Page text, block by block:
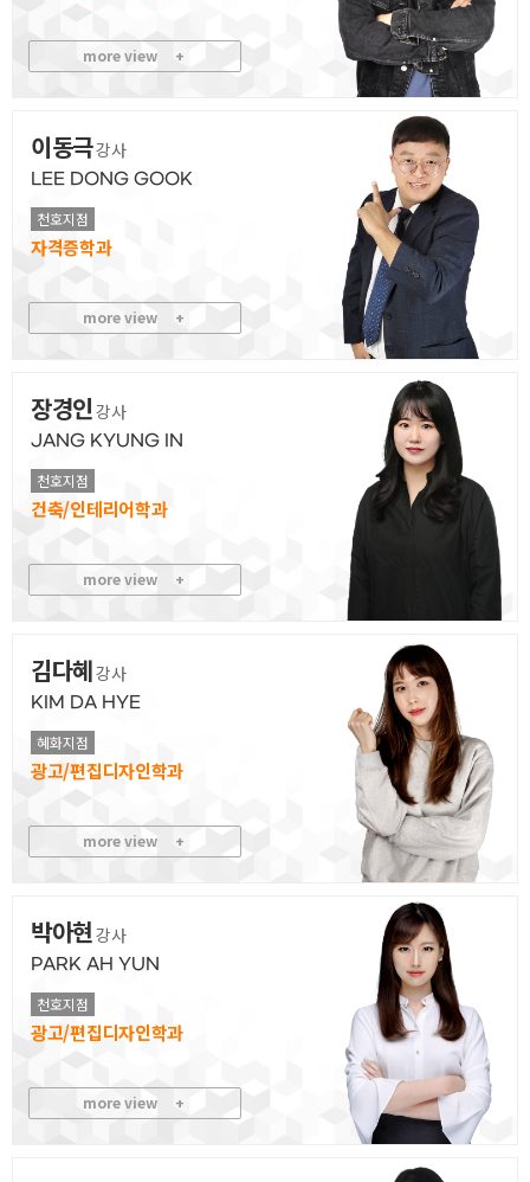
more view +
이동극강사
LEE DONG GOOK
천호지점
자격증
more view +
장경인강사
JANG KYUNG IN
천호지점
건축/인테리어
more view +
김다혜강사
KIM DA HYE
혜화지점
광고/편집디자인
more view +
박아현 강사
PARK AH YUN
천호지점
광고/편집디자인
more view +